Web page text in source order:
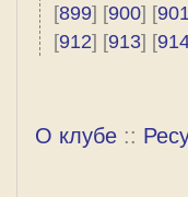
[899] [900] [
[912] [913] [
О клубе ::